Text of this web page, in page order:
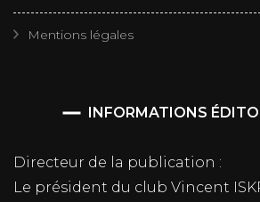
Mentions légales
INFORMATIONS
Directeur de la publication :
Le président du club Vincent